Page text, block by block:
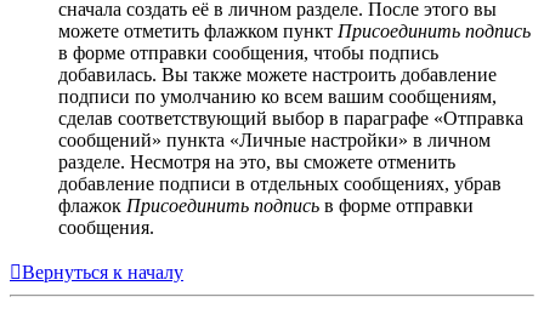
сначала создать её в личном разделе. После этого вы
можете отметить флажком пункт Присоединить подпись
в форме отправки сообщения, чтобы подпись
добавилась. Вы также можете настроить добавление
подписи по умолчанию ко всем вашим сообщениям,
сделав соответствующий выбор в параграфе «Отправка
сообщений» пункта «Личные настройки» в личном
разделе. Несмотря на это, вы сможете отменить
добавление подписи в отдельных сообщениях, убрав
флажок Присоединить подпись в форме отправки
сообщения.
Вернуться к началу